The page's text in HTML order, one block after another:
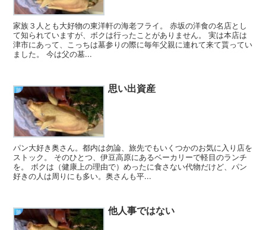
家族３人とも大好物の東洋軒の海老フライ。 赤坂の洋食の名店とし
て知られていますが、ボクは行ったことがありません。 実は本店は
津市にあって、こっちは墓参りの際に毎年父親に連れて来て貰ってい
ました。 今は父の墓...
旅 思い出資産
パン大好き奥さん。都内は勿論、旅先でもいくつかのお気に入り店を
ストック。 そのひとつ、伊豆高原にあるベーカリーで軽目のランチ
を。 ボクは（健康上の理由で）めったに食さない代物だけど、パン
好きの人は周りにも多い。奥さんも平...
旅 他人事ではない